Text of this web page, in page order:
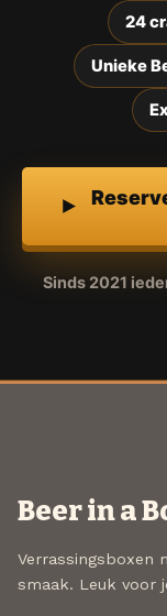
24
Unieke
Sinds 2021
Beer in a
Verrassingsboxen
smaak. Leuk voor